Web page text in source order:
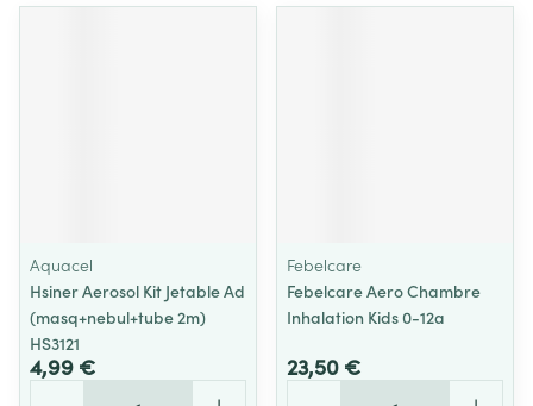
Aquacel
Hsiner Aerosol Kit Jetable Ad
(masq+nebul+tube 2m)
HS3121
4,99 €
Febelcare
Febelcare Aero Chambre
Inhalation Kids 0-12a
23,50 €